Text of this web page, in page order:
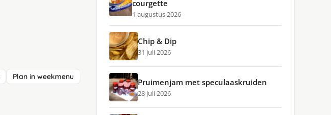
Plan in weekmenu
courgette
1 augustus 2026
Chip & Dip
31 juli 2026
Pruimenjam met speculaaskruiden
28 juli 2026